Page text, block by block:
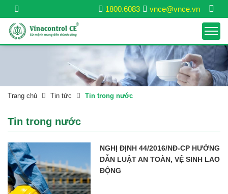
vnce@vnce.vn
1800.6083
Trang chủ Tin tức Tin trong nước
Tin trong nước
NGHỊ ĐỊNH 44/2016/NĐ-CP HƯỚNG
DẪN LUẬT AN TOÀN, VỆ SINH LAO
ĐỘNG